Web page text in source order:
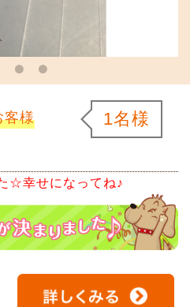
客様 1名様
☆幸せになってね♪